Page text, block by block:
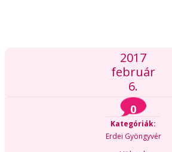
2017
február
6.
0
Kategóriák:
Erdei Gyöngyvér